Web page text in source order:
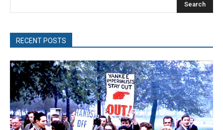
Search
RECENT POSTS